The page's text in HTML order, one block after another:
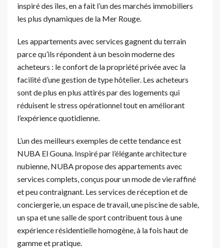
inspiré des îles, en a fait l’un des marchés immobiliers
les plus dynamiques de la Mer Rouge.
Les appartements avec services gagnent du terrain
parce qu’ils répondent à un besoin moderne des
acheteurs : le confort de la propriété privée avec la
facilité d’une gestion de type hôtelier. Les acheteurs
sont de plus en plus attirés par des logements qui
réduisent le stress opérationnel tout en améliorant
l’expérience quotidienne.
L’un des meilleurs exemples de cette tendance est
NUBA El Gouna. Inspiré par l’élégante architecture
nubienne, NUBA propose des appartements avec
services complets, conçus pour un mode de vie raffiné
et peu contraignant. Les services de réception et de
conciergerie, un espace de travail, une piscine de sable,
un spa et une salle de sport contribuent tous à une
expérience résidentielle homogène, à la fois haut de
gamme et pratique.